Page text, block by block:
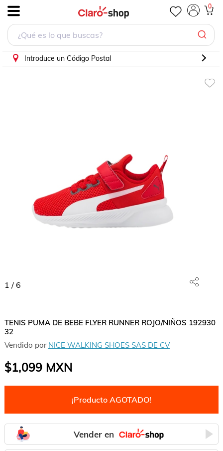
0
Introduce un Código Postal
1 / 6
TENIS PUMA DE BEBE FLYER RUNNER ROJO/NIÑOS 192930
32
Vendido por NICE WALKING SHOES SAS DE CV
$1,099MXN
¡Producto AGOTADO!
Vender en